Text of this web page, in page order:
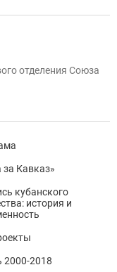
отделения Союза
за Кавказ»
кубанского
история и
2000-2018